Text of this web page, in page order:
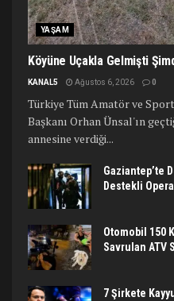
YAŞAM
Köyüne Uçakla Gelmişti
KANAL5 Ağustos 6, 2026 0
Türkiye Tüm Amatör ve
Başkanı Orhan Ünsal'ın
annesine verdiği...
Gaziantep’te
Destekli
Otomobil 150
Savrulan ATV
7 Şirkete